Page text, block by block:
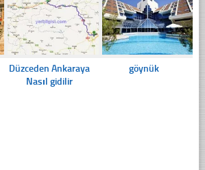
Düzceden Ankaraya
Nasıl gidilir
göynük